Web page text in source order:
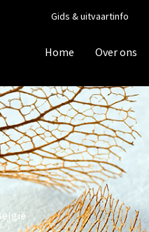
Gids & uitvaartinfo
Home Over ons